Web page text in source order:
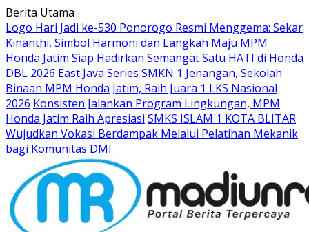
Langsung
ke
konten
Berita Utama
Logo Hari Jadi ke-530 Ponorogo Resmi Menggema: Sekar
Kinanthi, Simbol Harmoni dan Langkah Maju MPM
Honda Jatim Siap Hadirkan Semangat Satu HATI di Honda
DBL 2026 East Java Series SMKN 1 Jenangan, Sekolah
Binaan MPM Honda Jatim, Raih Juara 1 LKS Nasional
2026 Konsisten Jalankan Program Lingkungan, MPM
Honda Jatim Raih Apresiasi SMKS ISLAM 1 KOTA BLITAR
Wujudkan Vokasi Berdampak Melalui Pelatihan Mekanik
bagi Komunitas DMI